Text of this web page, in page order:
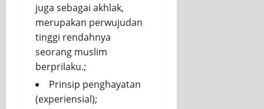
juga sebagai akhlak,
merupakan perwujudan
tinggi rendahnya
seorang muslim
berprilaku.;
Prinsip penghayatan
(experiensial);